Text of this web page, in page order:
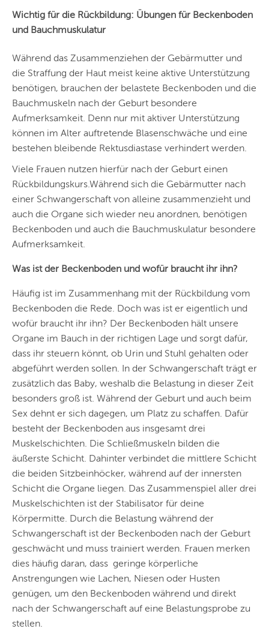
Wichtig für die Rückbildung: Übungen für Beckenboden
und Bauchmuskulatur
Während das Zusammenziehen der Gebärmutter und
die Straffung der Haut meist keine aktive Unterstützung
benötigen, brauchen der belastete Beckenboden und die
Bauchmuskeln nach der Geburt besondere
Aufmerksamkeit. Denn nur mit aktiver Unterstützung
können im Alter auftretende Blasenschwäche und eine
bestehen bleibende Rektusdiastase verhindert werden.
Viele Frauen nutzen hierfür nach der Geburt einen
Rückbildungskurs.Während sich die Gebärmutter nach
einer Schwangerschaft von alleine zusammenzieht und
auch die Organe sich wieder neu anordnen, benötigen
Beckenboden und auch die Bauchmuskulatur besondere
Aufmerksamkeit.
Was ist der Beckenboden und wofür braucht ihr ihn?
Häufig ist im Zusammenhang mit der Rückbildung vom
Beckenboden die Rede. Doch was ist er eigentlich und
wofür braucht ihr ihn? Der Beckenboden hält unsere
Organe im Bauch in der richtigen Lage und sorgt dafür,
dass ihr steuern könnt, ob Urin und Stuhl gehalten oder
abgeführt werden sollen. In der Schwangerschaft trägt er
zusätzlich das Baby, weshalb die Belastung in dieser Zeit
besonders groß ist. Während der Geburt und auch beim
Sex dehnt er sich dagegen, um Platz zu schaffen. Dafür
besteht der Beckenboden aus insgesamt drei
Muskelschichten. Die Schließmuskeln bilden die
äußerste Schicht. Dahinter verbindet die mittlere Schicht
die beiden Sitz­beinhöcker, während auf der innersten
Schicht die Organe liegen. Das Zusammenspiel aller drei
Muskelschichten ist der Stabilisator für deine
Körpermitte. Durch die Belastung während der
Schwangerschaft ist der Beckenboden nach der Geburt
geschwächt und muss trainiert werden. Frauen merken
dies häufig daran, dass geringe körperliche
Anstrengungen wie Lachen, Niesen oder Husten
genügen, um den Beckenboden während und direkt
nach der Schwangerschaft auf eine Belastungsprobe zu
stellen.